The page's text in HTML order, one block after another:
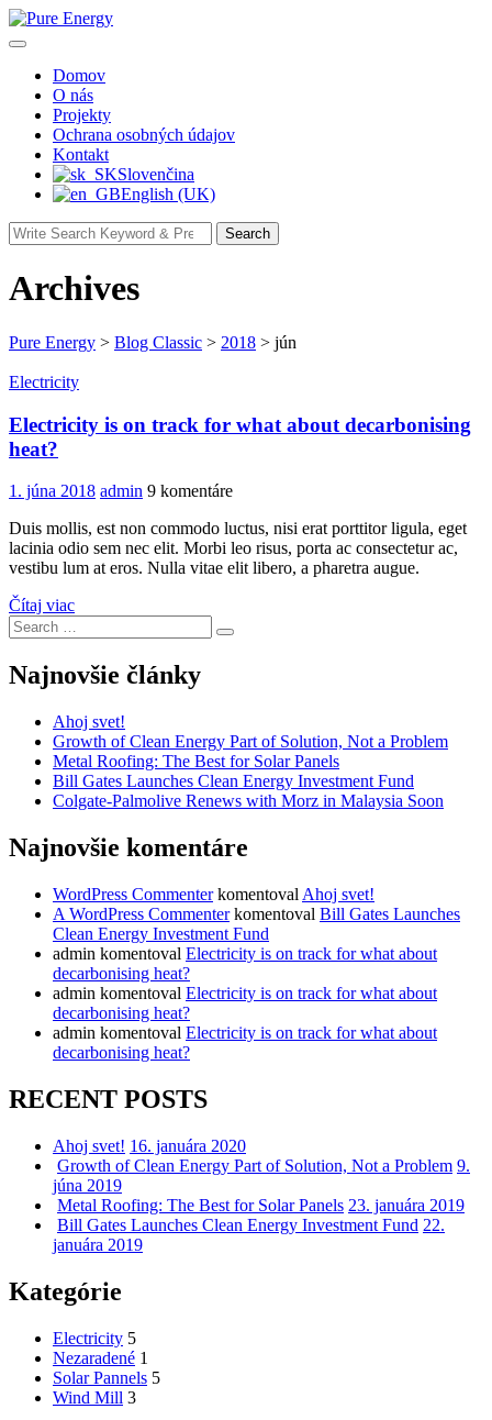
Skip
to
Domov
O nás
Projekty
Ochrana osobných údajov
Kontakt
Slovenčina
English (UK)
Search
for:
Search
Archives
Pure Energy > Blog Classic > 2018 > jún
Electricity
Electricity is on track for what about decarbonising
heat?
1. júna 2018 admin 9 komentáre
Duis mollis, est non commodo luctus, nisi erat porttitor ligula, eget
lacinia odio sem nec elit. Morbi leo risus, porta ac consectetur ac,
vestibu lum at eros. Nulla vitae elit libero, a pharetra augue.
Čítaj viac
Search
for:
Search
Najnovšie články
Ahoj svet!
Growth of Clean Energy Part of Solution, Not a Problem
Metal Roofing: The Best for Solar Panels
Bill Gates Launches Clean Energy Investment Fund
Colgate-Palmolive Renews with Morz in Malaysia Soon
Najnovšie komentáre
WordPress Commenterkomentoval Ahoj svet!
A WordPress Commenterkomentoval Bill Gates Launches
Clean Energy Investment Fund
admin komentoval Electricity is on track for what about
decarbonising heat?
admin komentoval Electricity is on track for what about
decarbonising heat?
admin komentoval Electricity is on track for what about
decarbonising heat?
RECENT POSTS
Ahoj svet! 16. januára 2020
Growth of Clean Energy Part of Solution, Not a Problem 9.
júna 2019
Metal Roofing: The Best for Solar Panels 23. januára 2019
Bill Gates Launches Clean Energy Investment Fund 22.
januára 2019
Kategórie
Electricity 5
Nezaradené 1
Solar Pannels 5
Wind Mill 3